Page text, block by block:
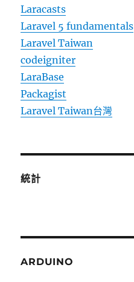
Laracasts
Laravel 5 fundamentals
Laravel Taiwan
codeigniter
LaraBase
Packagist
Laravel Taiwan台灣
統計
ARDUINO